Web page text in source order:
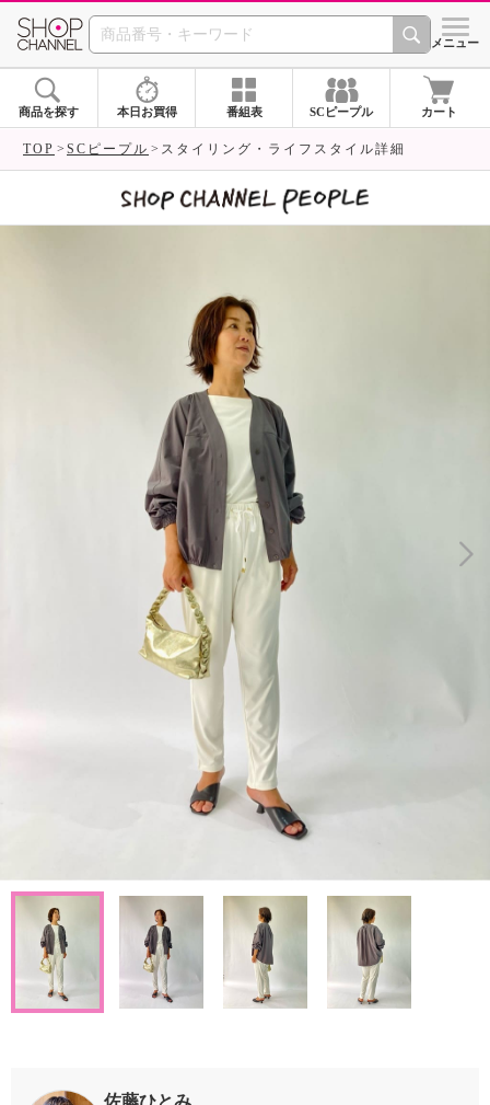
SHOP CHANNEL シメニュー
商品を探す 本日お買得 番組表 SCピープル カート
TOP SCピープル スタイリング・ライフスタイル詳細
佐藤ひとみ